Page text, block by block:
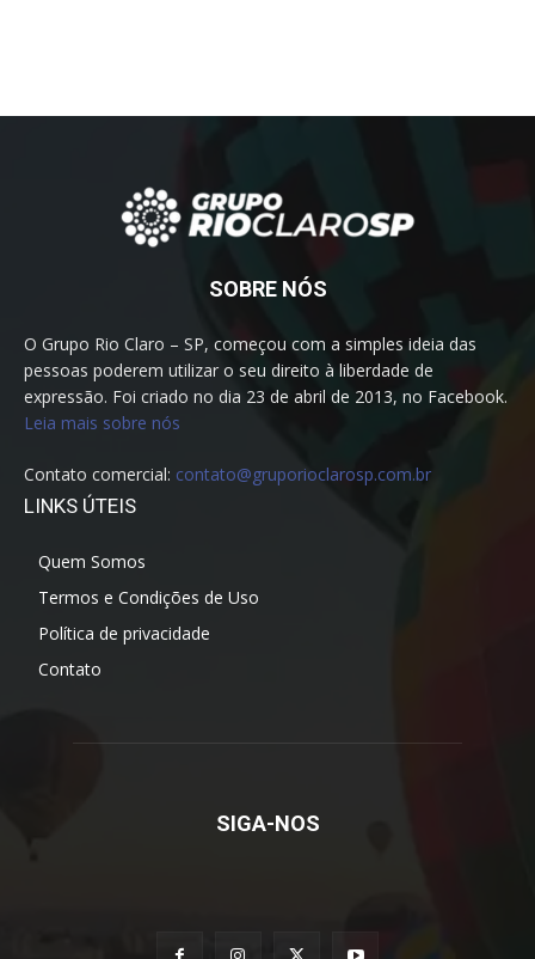
SOBRE NÓS
O Grupo Rio Claro – SP, começou com a simples ideia das
pessoas poderem utilizar o seu direito à liberdade de
expressão. Foi criado no dia 23 de abril de 2013, no Facebook.
Leia mais sobre nós
Contato comercial: contato@gruporioclarosp.com.br
LINKS ÚTEIS
Quem Somos
Termos e Condições de Uso
Política de privacidade
Contato
SIGA-NOS